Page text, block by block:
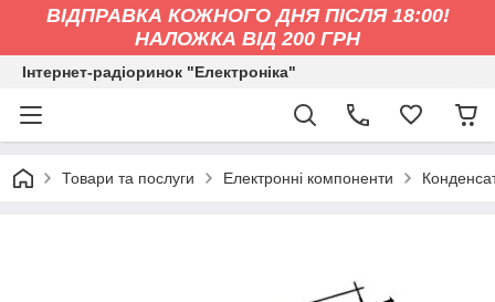
ВІДПРАВКА КОЖНОГО ДНЯ ПІСЛЯ 18:00!
НАЛОЖКА ВІД 200 ГРН
Інтернет-радіоринок "Електроніка"
Товари та послуги Електронні компоненти